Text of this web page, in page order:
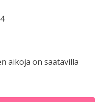
aikoja on saatavilla